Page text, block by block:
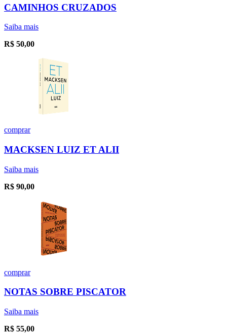
CAMINHOS CRUZADOS
Saiba mais
R$ 50,00
comprar
MACKSEN LUIZ ET ALII
Saiba mais
R$ 90,00
comprar
NOTAS SOBRE PISCATOR
Saiba mais
R$ 55,00